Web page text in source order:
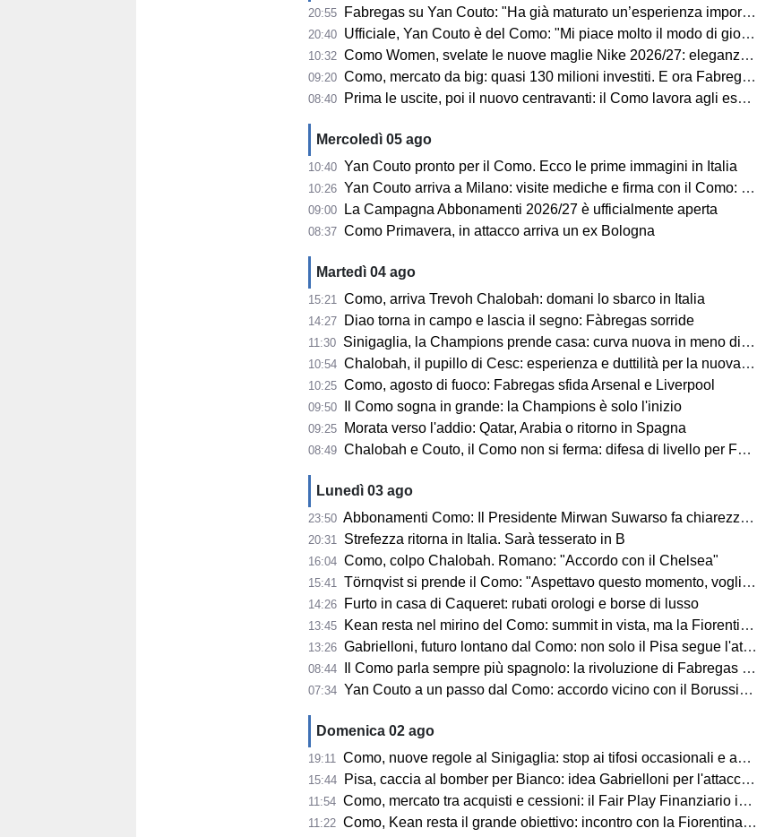
20:55 Fabregas su Yan Couto: "Ha già maturato un’esperienza importante, può crescere ancora"
20:40 Ufficiale, Yan Couto è del Como: "Mi piace molto il modo di giocare della squadra"
10:32 Como Women, svelate le nuove maglie Nike 2026/27: eleganza e performance al centro del progetto
09:20 Como, mercato da big: quasi 130 milioni investiti. E ora Fabregas sogna il colpo in attacco
08:40 Prima le uscite, poi il nuovo centravanti: il Como lavora agli esuberi
Mercoledì 05 ago
10:40 Yan Couto pronto per il Como. Ecco le prime immagini in Italia
10:26 Yan Couto arriva a Milano: visite mediche e firma con il Como: “Sono molto felice ed emozionato”
09:00 La Campagna Abbonamenti 2026/27 è ufficialmente aperta
08:37 Como Primavera, in attacco arriva un ex Bologna
Martedì 04 ago
15:21 Como, arriva Trevoh Chalobah: domani lo sbarco in Italia
14:27 Diao torna in campo e lascia il segno: Fàbregas sorride
11:30 Sinigaglia, la Champions prende casa: curva nuova in meno di 80 giorni
10:54 Chalobah, il pupillo di Cesc: esperienza e duttilità per la nuova difesa
10:25 Como, agosto di fuoco: Fabregas sfida Arsenal e Liverpool
09:50 Il Como sogna in grande: la Champions è solo l'inizio
09:25 Morata verso l'addio: Qatar, Arabia o ritorno in Spagna
08:49 Chalobah e Couto, il Como non si ferma: difesa di livello per Fabregas
Lunedì 03 ago
23:50 Abbonamenti Como: Il Presidente Mirwan Suwarso fa chiarezza sulle nuove regole
20:31 Strefezza ritorna in Italia. Sarà tesserato in B
16:04 Como, colpo Chalobah. Romano: "Accordo con il Chelsea"
15:41 Törnqvist si prende il Como: "Aspettavo questo momento, voglio aiutare la squadra"
14:26 Furto in casa di Caqueret: rubati orologi e borse di lusso
13:45 Kean resta nel mirino del Como: summit in vista, ma la Fiorentina aspetta il sostituto
13:26 Gabrielloni, futuro lontano dal Como: non solo il Pisa segue l'attaccante
08:44 Il Como parla sempre più spagnolo: la rivoluzione di Fabregas continua
07:34 Yan Couto a un passo dal Como: accordo vicino con il Borussia Dortmund
Domenica 02 ago
19:11 Como, nuove regole al Sinigaglia: stop ai tifosi occasionali e agli abbonamenti “a vuoto”
15:44 Pisa, caccia al bomber per Bianco: idea Gabrielloni per l'attacco nerazzurro
11:54 Como, mercato tra acquisti e cessioni: il Fair Play Finanziario impone nuove strategie
11:22 Como, Kean resta il grande obiettivo: incontro con la Fiorentina a inizio settimana